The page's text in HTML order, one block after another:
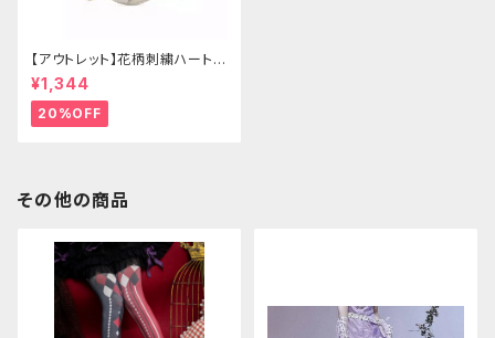
【アウトレット】花柄刺繍ハートバ
ッグ
¥1,344
20%OFF
その他の商品